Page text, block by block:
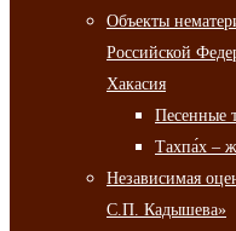
Объекты
Российской
Хакасия
Песенные
Тахпа́х –
Независимая
С.П. Кадышева»